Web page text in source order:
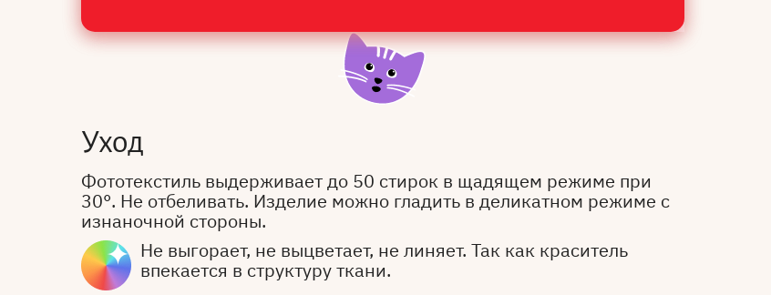
Уход
Фототекстиль выдерживает до 50 стирок в щадящем режиме при
30°. Не отбеливать. Изделие можно гладить в деликатном режиме с
изнаночной стороны.
Не выгорает, не выцветает, не линяет. Так как краситель
впекается в структуру ткани.